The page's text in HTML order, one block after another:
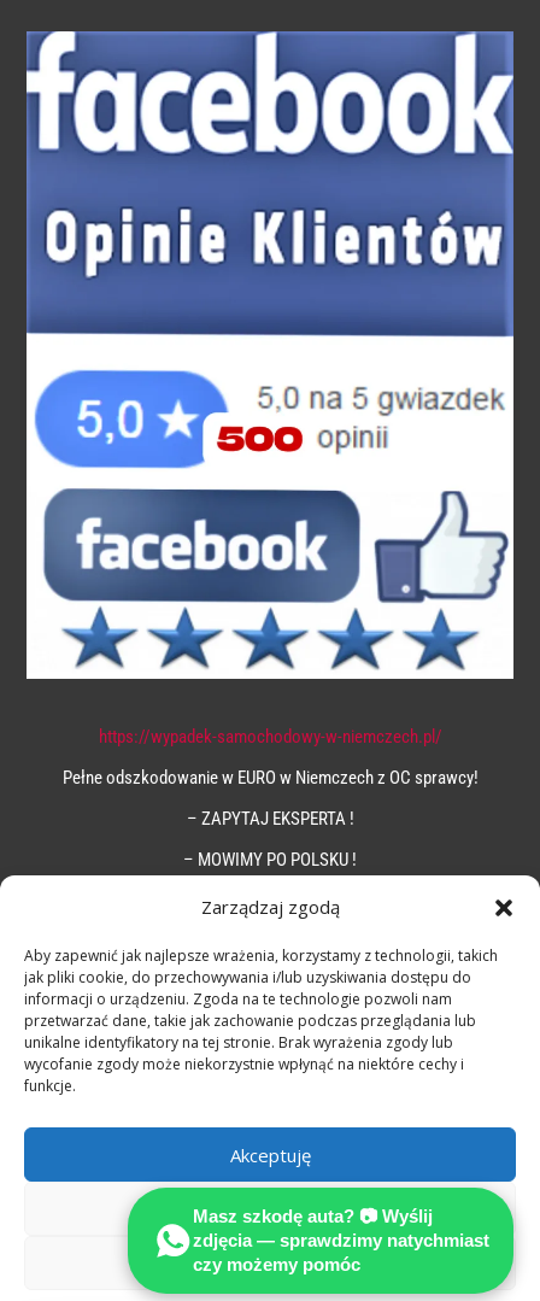
Zarządzaj zgodą
Aby zapewnić jak najlepsze wrażenia, korzystamy z technologii, takich
jak pliki cookie, do przechowywania i/lub uzyskiwania dostępu do
informacji o urządzeniu. Zgoda na te technologie pozwoli nam
przetwarzać dane, takie jak zachowanie podczas przeglądania lub
unikalne identyfikatory na tej stronie. Brak wyrażenia zgody lub
wycofanie zgody może niekorzystnie wpłynąć na niektóre cechy i
funkcje.
Akceptuję
Odmów
Zobacz preferencje
https://wypadek-samochodowy-w-niemczech.pl/
Pełne odszkodowanie w EURO w Niemczech z OC sprawcy!
– ZAPYTAJ EKSPERTA !
– MOWIMY PO POLSKU !

Masz szkodę auta? 📷 Wyślij
zdjęcia — sprawdzimy natychmiast
czy możemy pomóc